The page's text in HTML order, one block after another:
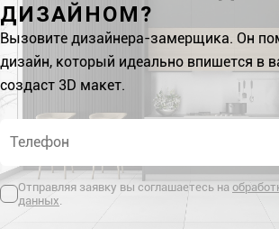
ДИЗАЙНОМ?
Вызовите дизайнера-замерщика. Он
дизайн, который идеально впишется в
создаст 3D макет.
Отправляя заявку вы соглашаетесь на
данных.